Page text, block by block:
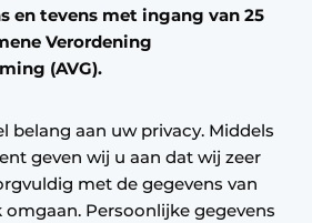
en tevens met ingang van 25
Verordening
(AVG).
belang aan uw privacy. Middels
geven wij u aan dat wij zeer
met de gegevens van
Persoonlijke gegevens